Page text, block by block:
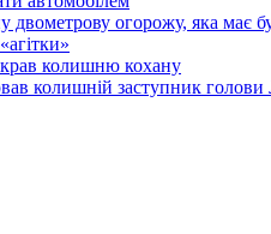
огорожу, яка має
колишню кохану
колишній заступник голови